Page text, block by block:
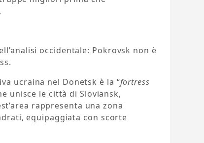
occidentale: Pokrovsk non è
ucraina nel Donetsk è la “fortress
unisce le città di Sloviansk,
rappresenta una zona
equipaggiata con scorte